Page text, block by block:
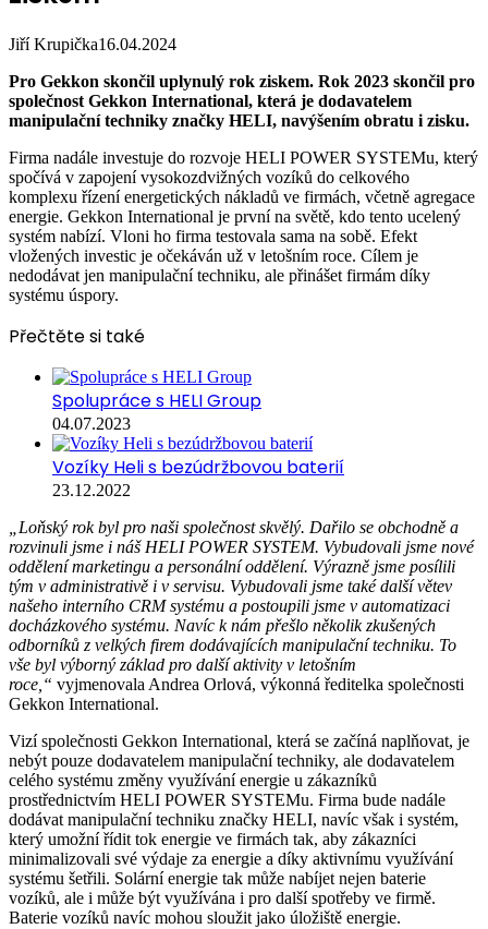
Jiří Krupička16.04.2024
Pro Gekkon skončil uplynulý rok ziskem. Rok 2023 skončil pro
společnost Gekkon International, která je dodavatelem
manipulační techniky značky HELI, navýšením obratu i zisku.
Firma nadále investuje do rozvoje HELI POWER SYSTEMu, který
spočívá v zapojení vysokozdvižných vozíků do celkového
komplexu řízení energetických nákladů ve firmách, včetně agregace
energie. Gekkon International je první na světě, kdo tento ucelený
systém nabízí. Vloni ho firma testovala sama na sobě. Efekt
vložených investic je očekáván už v letošním roce. Cílem je
nedodávat jen manipulační techniku, ale přinášet firmám díky
systému úspory.
Přečtěte si také
Spolupráce s HELI Group
04.07.2023
Vozíky Heli s bezúdržbovou baterií
23.12.2022
„Loňský rok byl pro naši společnost skvělý. Dařilo se obchodně a
rozvinuli jsme i náš HELI POWER SYSTEM. Vybudovali jsme nové
oddělení marketingu a personální oddělení. Výrazně jsme posílili
tým v administrativě i v servisu. Vybudovali jsme také další větev
našeho interního CRM systému a postoupili jsme v automatizaci
docházkového systému. Navíc k nám přešlo několik zkušených
odborníků z velkých firem dodávajících manipulační techniku. To
vše byl výborný základ pro další aktivity v letošním
roce,“ vyjmenovala Andrea Orlová, výkonná ředitelka společnosti
Gekkon International.
Vizí společnosti Gekkon International, která se začíná naplňovat, je
nebýt pouze dodavatelem manipulační techniky, ale dodavatelem
celého systému změny využívání energie u zákazníků
prostřednictvím HELI POWER SYSTEMu. Firma bude nadále
dodávat manipulační techniku značky HELI, navíc však i systém,
který umožní řídit tok energie ve firmách tak, aby zákazníci
minimalizovali své výdaje za energie a díky aktivnímu využívání
systému šetřili. Solární energie tak může nabíjet nejen baterie
vozíků, ale i může být využívána i pro další spotřeby ve firmě.
Baterie vozíků navíc mohou sloužit jako úložiště energie.